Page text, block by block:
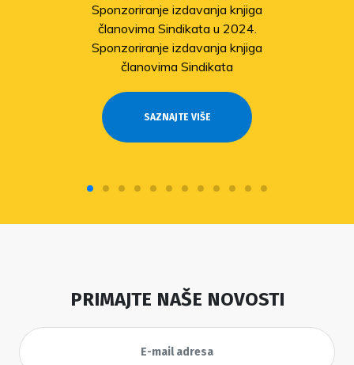
Sponzoriranje izdavanja knjiga
članovima Sindikata u 2024.
Sponzoriranje izdavanja knjiga
članovima Sindikata
SAZNAJTE VIŠE
PRIMAJTE NAŠE NOVOSTI